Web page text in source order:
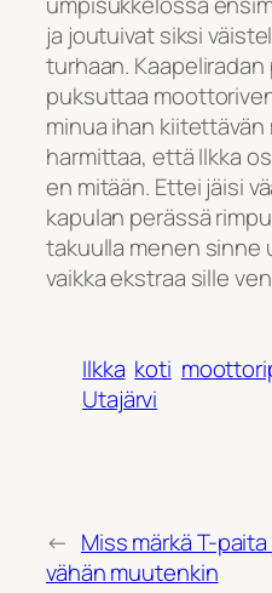
ja joutuivat siksi
turhaan.
puksuttaa
minua ihan
harmittaa, että Ilkka
en mitään. Ettei jäisi
kapulan perässä
takuulla menen sinne
vaikka ekstraa sille
Ilkka koti
Utajärvi
← Miss märkä T-paita
vähän muutenkin